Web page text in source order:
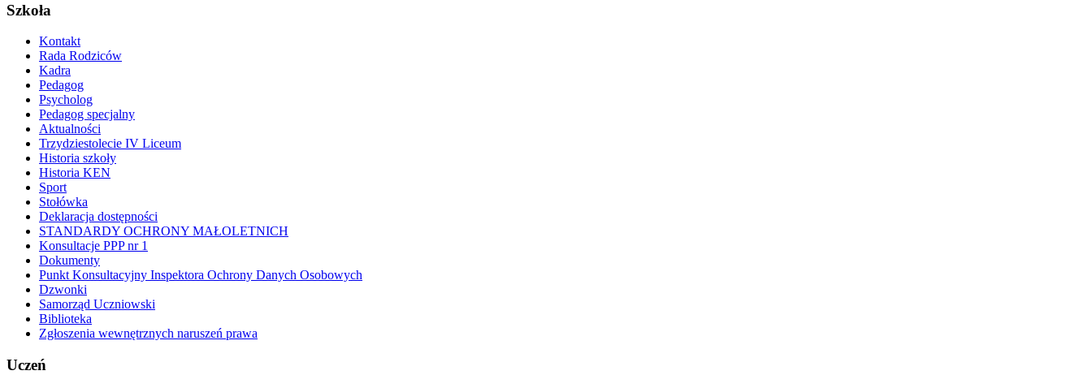
Szkoła
Kontakt
Rada Rodziców
Kadra
Pedagog
Psycholog
Pedagog specjalny
Aktualności
Trzydziestolecie IV Liceum
Historia szkoły
Historia KEN
Sport
Stołówka
Deklaracja dostępności
STANDARDY OCHRONY MAŁOLETNICH
Konsultacje PPP nr 1
Dokumenty
Punkt Konsultacyjny Inspektora Ochrony Danych Osobowych
Dzwonki
Samorząd Uczniowski
Biblioteka
Zgłoszenia wewnętrznych naruszeń prawa
Uczeń